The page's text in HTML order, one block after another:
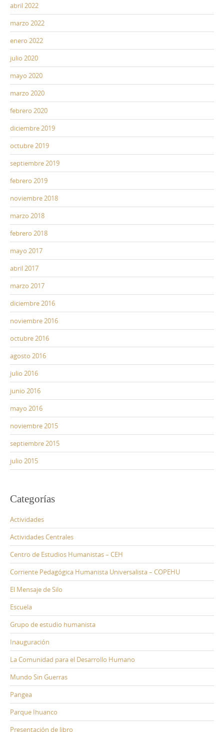
abril 2022
marzo 2022
enero 2022
julio 2020
mayo 2020
marzo 2020
febrero 2020
diciembre 2019
octubre 2019
septiembre 2019
febrero 2019
noviembre 2018
marzo 2018
febrero 2018
mayo 2017
abril 2017
marzo 2017
diciembre 2016
noviembre 2016
octubre 2016
agosto 2016
julio 2016
junio 2016
mayo 2016
noviembre 2015
septiembre 2015
julio 2015
Categorías
Actividades
Actividades Centrales
Centro de Estudios Humanistas – CEH
Corriente Pedagógica Humanista Universalista – COPEHU
El Mensaje de Silo
Escuela
Grupo de estudio humanista
Inauguración
La Comunidad para el Desarrollo Humano
Mundo Sin Guerras
Pangea
Parque Ihuanco
Presentación de libro